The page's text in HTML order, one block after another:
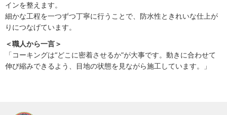
インを整えます。
細かな工程を一つずつ丁寧に行うことで、防水性ときれいな仕上が
りにつなげています。
＜職人から一言＞
「コーキングは“どこに密着させるか”が大事です。動きに合わせて
伸び縮みできるよう、目地の状態を見ながら施工しています。」